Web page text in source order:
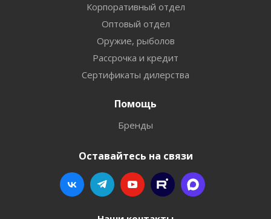
Корпоративный отдел
Оптовый отдел
Оружие, рыболов
Рассрочка и кредит
Сертификаты дилерства
Помощь
Бренды
Оставайтесь на связи